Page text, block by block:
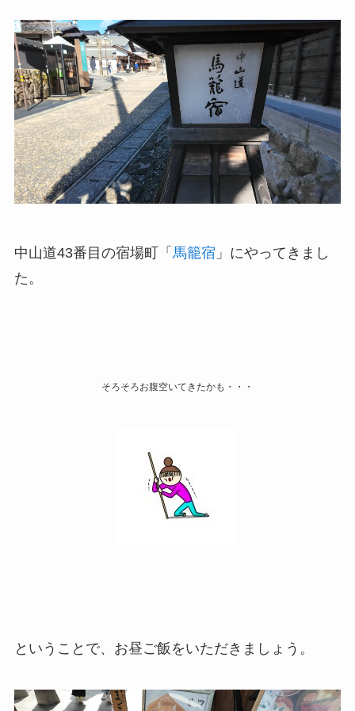
中山道43番目の宿場町「 馬籠宿 」にやってきまし
た。
そろそろお腹空いてきたかも・・・
ということで、お昼ご飯をいただきましょう。